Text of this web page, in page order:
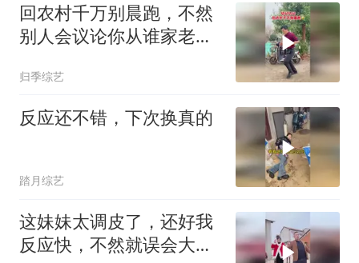
回农村千万别晨跑，不然
别人会议论你从谁家老婆
归季综艺
反应还不错，下次换真的
踏月综艺
这妹妹太调皮了，还好我
反应快，不然就误会大